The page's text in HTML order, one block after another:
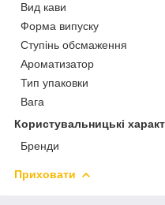
Вид кави
Форма випуску
Ступінь обсмаження
Ароматизатор
Тип упаковки
Вага
Користувальницькі
Бренди
Приховати